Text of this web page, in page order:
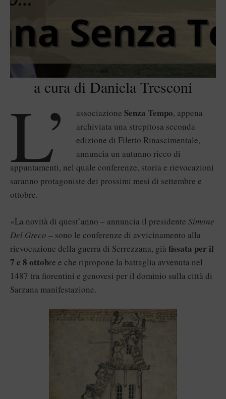
a cura di Daniela Tresconi
L’ associazioneSenza Tempo, appena
archiviata una strepitosa seconda
edizione di Filetto Rinascimentale,
annuncia un autunno ricco di
appuntamenti, nel quale conferenze, storia e rievocazioni
saranno protagoniste dei prossimi mesi di settembre e
ottobre.
«La novità di quest’anno – annuncia il presidente Simone
Del Greco – sono le conferenze di avvicinamento alla
rievocazione della guerra di Serrezzana, già fissata per il
7 e 8 ottobre e che ripropone la battaglia avvenuta nel
1487 tra fiorentini e genovesi per il dominio sulla città di
Sarzana manifestazione.